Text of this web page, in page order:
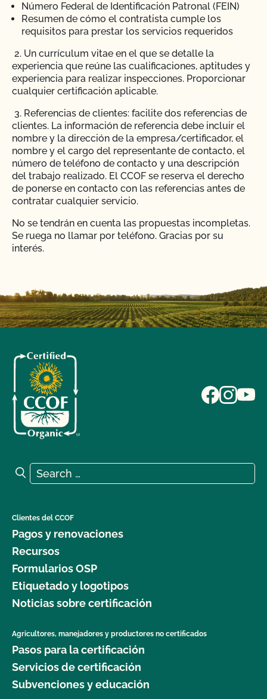
Número Federal de Identificación Patronal (FEIN)
Resumen de cómo el contratista cumple los
requisitos para prestar los servicios requeridos
2. Un currículum vitae en el que se detalle la
experiencia que reúne las cualificaciones, aptitudes y
experiencia para realizar inspecciones. Proporcionar
cualquier certificación aplicable.
3. Referencias de clientes: facilite dos referencias de
clientes. La información de referencia debe incluir el
nombre y la dirección de la empresa/certificador, el
nombre y el cargo del representante de contacto, el
número de teléfono de contacto y una descripción
del trabajo realizado. El CCOF se reserva el derecho
de ponerse en contacto con las referencias antes de
contratar cualquier servicio.
No se tendrán en cuenta las propuestas incompletas.
Se ruega no llamar por teléfono. Gracias por su
interés.
Search for:
Search
Clientes del CCOF
Pagos y renovaciones
Recursos
Formularios OSP
Etiquetado y logotipos
Noticias sobre certificación
Agricultores, manejadores y productores no certificados
Pasos para la certificación
Servicios de certificación
Subvenciones y educación